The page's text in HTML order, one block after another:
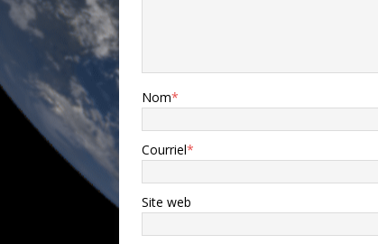
Nom*
Courriel*
Site web